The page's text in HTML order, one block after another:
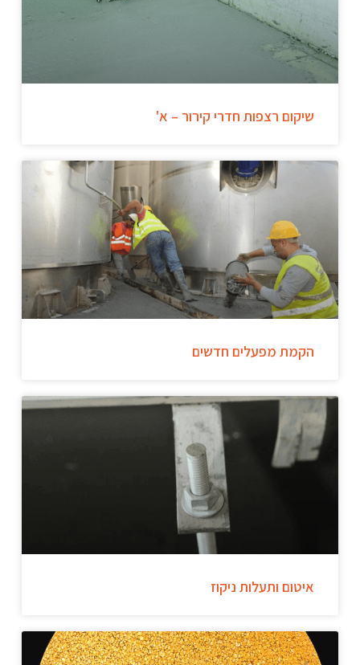
שיקום רצפות חדרי קירור – א'
הקמת מפעלים חדשים
איטום ותעלות ניקוז